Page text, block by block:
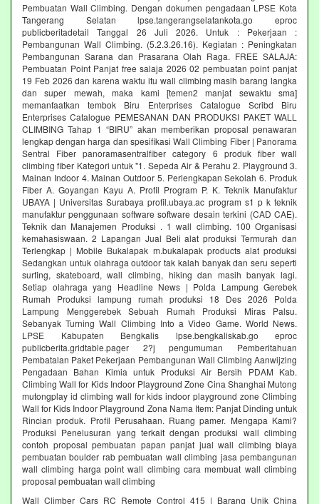
Pembuatan Wall Climbing. Dengan dokumen pengadaan LPSE Kota
Tangerang Selatan lpse.tangerangselatankota.go eproc
publicberitadetail Tanggal 26 Juli 2026. Untuk : Pekerjaan :
Pembangunan Wall Climbing. (5.2.3.26.16). Kegiatan : Peningkatan
Pembangunan Sarana dan Prasarana Olah Raga. FREE SALAJA:
Pembuatan Point Panjat free salaja 2026 02 pembuatan point panjat
19 Feb 2026 dan karena waktu itu wall climbing masih barang langka
dan super mewah, maka kami [temen2 manjat sewaktu sma]
memanfaatkan tembok Biru Enterprises Catalogue Scribd Biru
Enterprises Catalogue PEMESANAN DAN PRODUKSI PAKET WALL
CLIMBING Tahap 1 “BIRU” akan memberikan proposal penawaran
lengkap dengan harga dan spesifikasi Wall Climbing Fiber | Panorama
Sentral Fiber panoramasentralfiber category 6 produk fiber wall
climbing fiber Kategori untuk "1. Sepeda Air & Perahu 2. Playground 3.
Mainan Indoor 4. Mainan Outdoor 5. Perlengkapan Sekolah 6. Produk
Fiber A. Goyangan Kayu A. Profil Program P. K. Teknik Manufaktur
UBAYA | Universitas Surabaya profil.ubaya.ac program s1 p k teknik
manufaktur penggunaan software software desain terkini (CAD CAE).
Teknik dan Manajemen Produksi . 1 wall climbing. 100 Organisasi
kemahasiswaan. 2 Lapangan Jual Beli alat produksi Termurah dan
Terlengkap | Mobile Bukalapak m.bukalapak products alat produksi
Sedangkan untuk olahraga outdoor tak kalah banyak dan seru seperti
surfing, skateboard, wall climbing, hiking dan masih banyak lagi.
Setiap olahraga yang Headline News | Polda Lampung Gerebek
Rumah Produksi lampung rumah produksi 18 Des 2026 Polda
Lampung Menggerebek Sebuah Rumah Produksi Miras Palsu.
Sebanyak Turning Wall Climbing Into a Video Game. World News.
LPSE Kabupaten Bengkalis lpse.bengkaliskab.go eproc
publicberita.gridtable.pager 2?j pengumuman Pemberitahuan
Pembatalan Paket Pekerjaan Pembangunan Wall Climbing Aanwijzing
Pengadaan Bahan Kimia untuk Produksi Air Bersih PDAM Kab.
Climbing Wall for Kids Indoor Playground Zone Cina Shanghai Mutong
mutongplay id climbing wall for kids indoor playground zone Climbing
Wall for Kids Indoor Playground Zona Nama Item: Panjat Dinding untuk
Rincian produk. Profil Perusahaan. Ruang pamer. Mengapa Kami?
Produksi Penelusuran yang terkait dengan produksi wall climbing
contoh proposal pembuatan papan panjat jual wall climbing biaya
pembuatan boulder rab pembuatan wall climbing jasa pembangunan
wall climbing harga point wall climbing cara membuat wall climbing
proposal pembuatan wall climbing
Wall Climber Cars RC Remote Control 415 | Barang Unik China